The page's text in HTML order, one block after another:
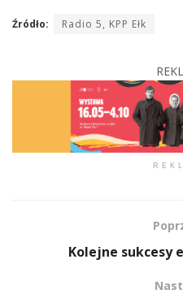
Źródło: Radio 5, KPP Ełk
Kolejne sukcesy